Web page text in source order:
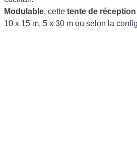
Modulable, cette tente de réception
10 x 15 m, 5 x 30 m ou selon la